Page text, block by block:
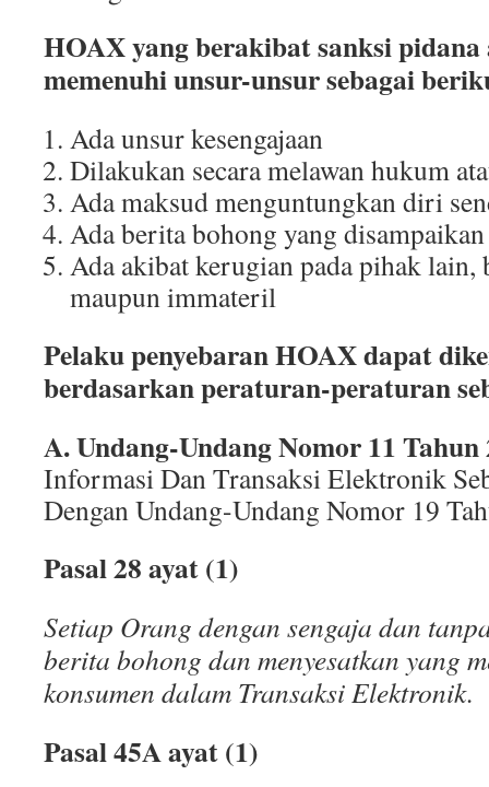
HOAX yang berakibat sanksi
memenuhi unsur-unsur sebagai
Ada unsur kesengajaan
Dilakukan secara melawan hukum
Ada maksud menguntungkan diri
Ada berita bohong yang disampaikan
Ada akibat kerugian pada pihak
maupun immateril
Pelaku penyebaran HOAX dapat
berdasarkan peraturan-peraturan
A. Undang-Undang Nomor 11 Tahun
Informasi Dan Transaksi Elektronik
Dengan Undang-Undang Nomor 19
Pasal 28 ayat (1)
Setiap Orang dengan sengaja dan
berita bohong dan menyesatkan yang
konsumen dalam Transaksi Elektronik.
Pasal 45A ayat (1)